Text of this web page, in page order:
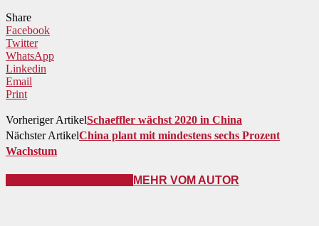
Share
Facebook
Twitter
WhatsApp
Linkedin
Email
Print
Vorheriger ArtikelSchaeffler wächst 2020 in China
Nächster ArtikelChina plant mit mindestens sechs Prozent
Wachstum
MEHR VOM AUTOR